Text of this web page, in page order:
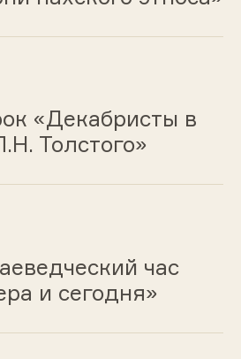
«Декабристы в
Толстого»
час
и сегодня»